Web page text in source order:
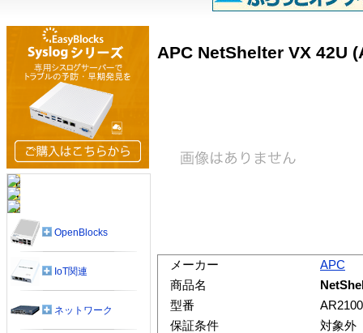
APC NetShelter VX 42U
メーカー
APC
商品名
型番
AR2100
保証条件
対象外
OpenBlocks
IoT関連
ネットワーク